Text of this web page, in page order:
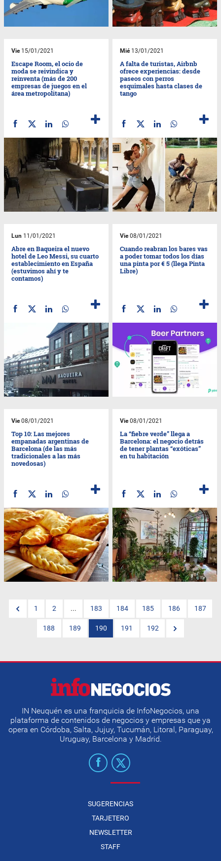
Vie15/01/2021
Escape Room, el ocio de
moda se reivindica y
reinventa (más de 200
empresas de juegos en el
área metropolitana)
Mié13/01/2021
A falta de turistas, Airbnb
ofrece experiencias: desde
paseos con perros
esquimales hasta clases de
tango
Lun 11/01/2021
Abre en Baqueira el nuevo
hotel de Leo Messi, su cuarto
establecimiento en España
(estuvimos ahí y te
contamos)
Vie08/01/2021
Cuando reabran los bares vas
a poder tomar todos los días
una pinta por € 5 (llega Pinta
Libre)
Vie08/01/2021
Top 10: Las mejores
empanadas argentinas de
Barcelona (de las más
tradicionales a las más
novedosas)
Vie08/01/2021
La “fiebre verde” llega a
Barcelona: el negocio detrás
de tener plantas “exóticas”
en tu habitación
1 2 ... 183 184 185 186 187
188 189 190 191 192
IN Neuquén es una franquicia de InfoNegocios, una
plataforma de contenidos de negocios y empresas que ya
opera en Córdoba, Salta, Jujuy, Tucumán, Litoral, Paraguay,
Uruguay, Barcelona y Madrid.
SUGERENCIAS
TARJETERO
NEWSLETTER
STAFF